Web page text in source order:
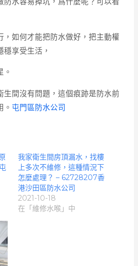
，如何才能把防水做好，把主動權
享受生活，
。
生間沒有問題，這個痕跡是防水前
。 屯門區防水公司
我家衛生間房頂漏水，找樓
上多次不維修，這種情況下
怎麼處理？ – 62728207香
港沙田區防水公司
2021-10-18
在「維修水喉」中